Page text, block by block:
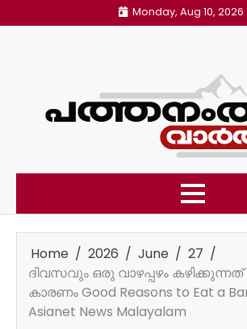
to
Monday, Aug 10, 2026
Home 2026 June
27
ദിവസവും ഒരു വാഴപ്പഴം
കാരണം Good Reasons to Eat a
Asianet News Malayalam